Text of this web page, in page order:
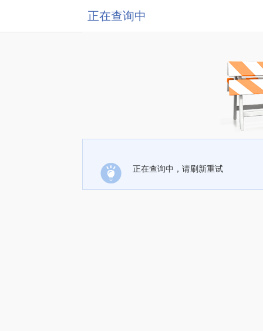
正在查询中
正在查询中，请刷新重试